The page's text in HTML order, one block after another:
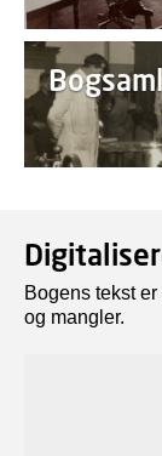
Bogens tekst
og mangler.